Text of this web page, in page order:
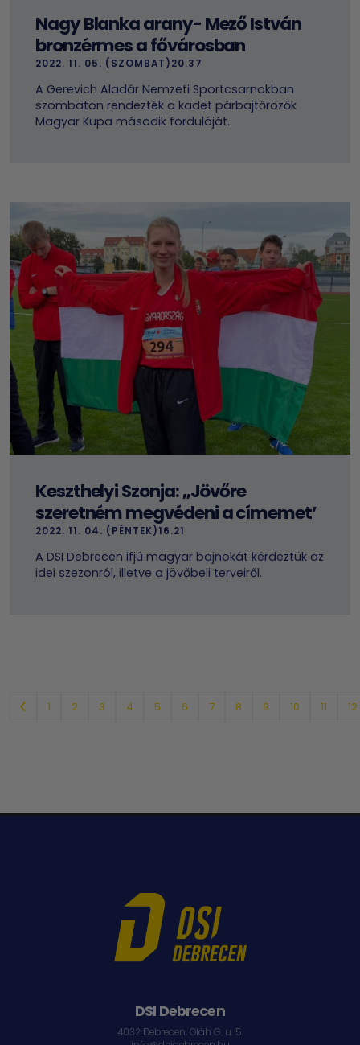
Nagy Blanka arany- Mező István
bronzérmes a fővárosban
2022. 11. 05. (SZOMBAT)20.37
A Gerevich Aladár Nemzeti Sportcsarnokban
szombaton rendezték a kadet párbajtőrözők
Magyar Kupa második fordulóját.
Keszthelyi Szonja: „Jövőre
szeretném megvédeni a címemet’
2022. 11. 04. (PÉNTEK)16.21
A DSI Debrecen ifjú magyar bajnokát kérdeztük az
idei szezonról, illetve a jövőbeli terveiről.
1 2 3 4 5 6 7 8 9 10 11 12
DSI Debrecen
4032 Debrecen, Oláh G. u. 5.